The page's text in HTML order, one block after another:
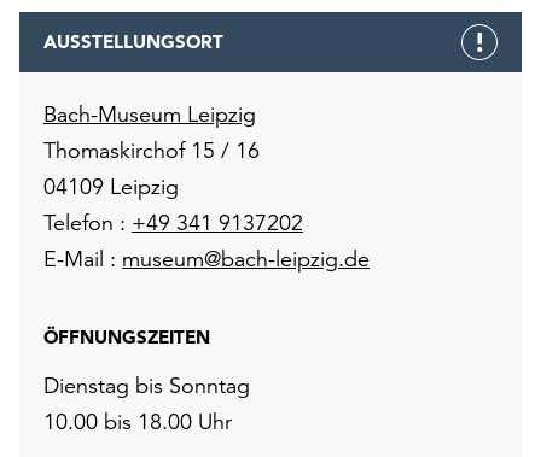
AUSSTELLUNGSORT
Bach-Museum Leipzig
Thomaskirchof 15 / 16
04109 Leipzig
Telefon : +49 341 9137202
E-Mail : museum@bach-leipzig.de
ÖFFNUNGSZEITEN
Dienstag bis Sonntag
10.00 bis 18.00 Uhr